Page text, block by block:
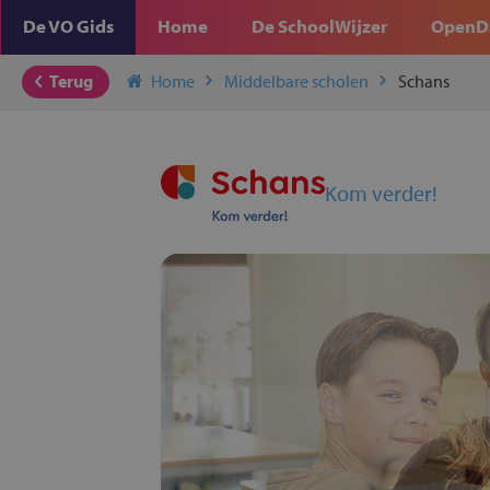
De VO Gids Home De SchoolWijzer
Terug Home Middelbare scholen Schans
Kom verder!